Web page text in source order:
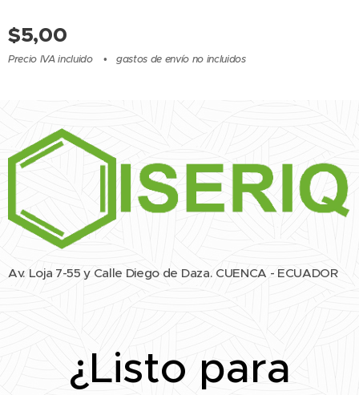
$5,00
Precio IVA incluido gastos de envío no incluidos
Av. Loja 7-55 y Calle Diego de Daza. CUENCA - ECUADOR
¿Listo para